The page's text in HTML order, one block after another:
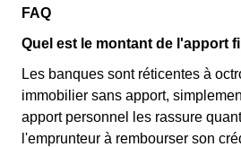
FAQ
Quel est le montant de l'apport
Les banques sont réticentes à
immobilier sans apport,
apport personnel les rassure
l'emprunteur à rembourser son